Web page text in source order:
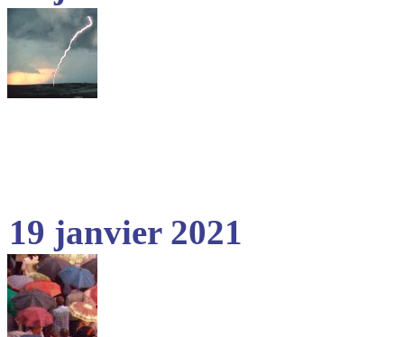
19 janvier 2021